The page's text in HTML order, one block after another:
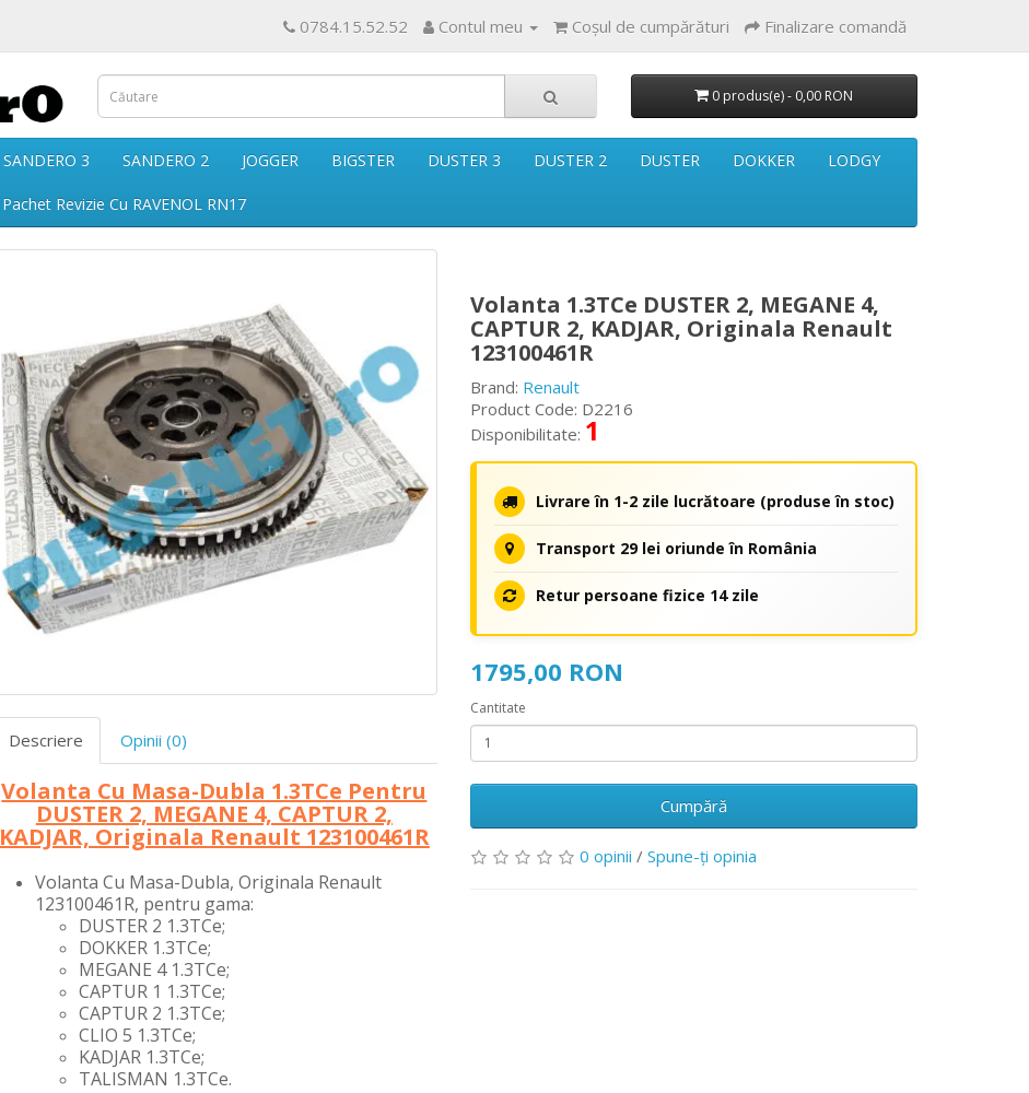
0784.15.52.52 Contul meu Coşul de cumpărături Finalizare comandă
0 produs(e) - 0,00 RON
SANDERO 3 SANDERO 2 JOGGER BIGSTER DUSTER 3 DUSTER 2 DUSTER DOKKER LODGY
Pachet Revizie Cu RAVENOL RN17
Descriere Opinii (0)
Volanta Cu Masa-Dubla 1.3TCe Pentru
DUSTER 2, MEGANE 4, CAPTUR 2,
KADJAR, Originala Renault 123100461R
Volanta Cu Masa-Dubla, Originala Renault
123100461R, pentru gama:
DUSTER 2 1.3TCe;
DOKKER 1.3TCe;
MEGANE 4 1.3TCe;
CAPTUR 1 1.3TCe;
CAPTUR 2 1.3TCe;
CLIO 5 1.3TCe;
KADJAR 1.3TCe;
TALISMAN 1.3TCe.
Volanta 1.3TCe DUSTER 2, MEGANE 4,
CAPTUR 2, KADJAR, Originala Renault
123100461R
Brand: Renault
Product Code: D2216
Disponibilitate: 1
Livrare în 1-2 zile lucrătoare (produse în stoc)
Transport 29 lei oriunde în România
Retur persoane fizice 14 zile
1795,00 RON
Cantitate
Cumpără
0 opinii /Spune-ţi opinia